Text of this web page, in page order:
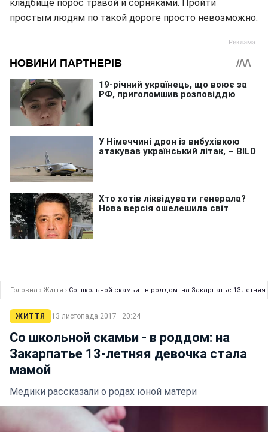
кладбище порос травой и сорняками. Пройти
простым людям по такой дороге просто невозможно.
Головна › Життя › Со школьной скамьи - в роддом: на Закарпатье 13-
ЖИТТЯ 13 листопада 2017 · 20:24
Со школьной скамьи - в роддом: на
Закарпатье 13-летняя девочка стала
мамой
Медики рассказали о родах юной матери